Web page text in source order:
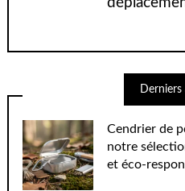
Cendrier de
notre
et éco-